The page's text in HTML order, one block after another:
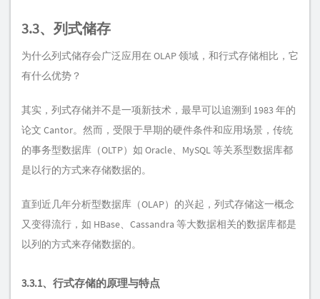
3.3、列式储存
为什么列式储存会广泛应用在 OLAP 领域，和行式存储相比，它
有什么优势？
其实，列式存储并不是一项新技术，最早可以追溯到 1983 年的
论文 Cantor。然而，受限于早期的硬件条件和应用场景，传统
的事务型数据库（OLTP）如 Oracle、MySQL 等关系型数据库都
是以行的方式来存储数据的。
直到近几年分析型数据库（OLAP）的兴起，列式存储这一概念
又变得流行，如 HBase、Cassandra 等大数据相关的数据库都是
以列的方式来存储数据的。
3.3.1、行式存储的原理与特点